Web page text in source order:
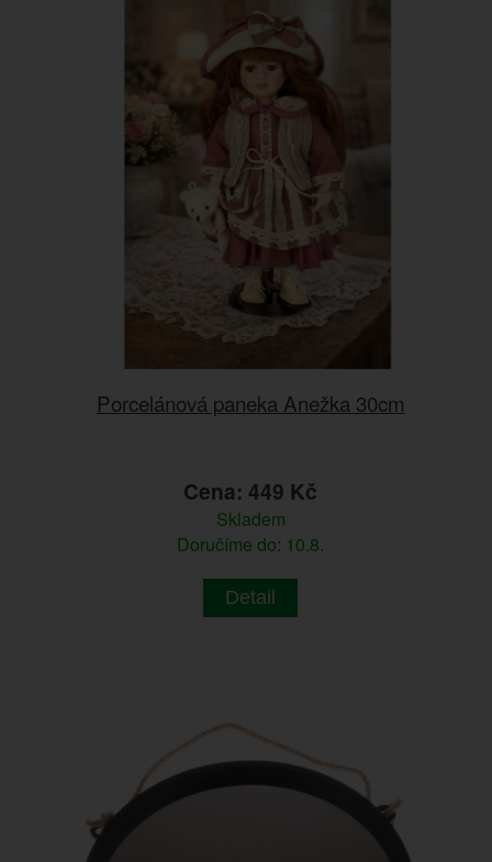
Porcelánová paneka Anežka 30cm
Cena: 449 Kč
Skladem
Doručíme do: 10.8.
Detail